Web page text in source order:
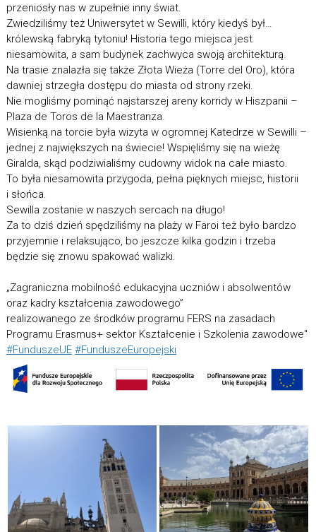
przeniosły nas w zupełnie inny świat.
Zwiedziliśmy też Uniwersytet w Sewilli, który kiedyś był…
królewską fabryką tytoniu! Historia tego miejsca jest
niesamowita, a sam budynek zachwyca swoją architekturą.
Na trasie znalazła się także Złota Wieża (Torre del Oro), która
dawniej strzegła dostępu do miasta od strony rzeki.
Nie mogliśmy pominąć najstarszej areny korridy w Hiszpanii –
Plaza de Toros de la Maestranza.
Wisienką na torcie była wizyta w ogromnej Katedrze w Sewilli –
jednej z największych na świecie! Wspięliśmy się na wieżę
Giralda, skąd podziwialiśmy cudowny widok na całe miasto.
To była niesamowita przygoda, pełna pięknych miejsc, historii
i słońca.
Sewilla zostanie w naszych sercach na długo!
Za to dziś dzień spędziliśmy na plaży w Faroi też było bardzo
przyjemnie i relaksująco, bo jeszcze kilka godzin i trzeba
będzie się znowu spakować walizki.
„Zagraniczna mobilność edukacyjna uczniów i absolwentów
oraz kadry kształcenia zawodowego”
realizowanego ze środków programu FERS na zasadach
Programu Erasmus+ sektor Kształcenie i Szkolenia zawodowe"
#FunduszeUE #FunduszeEuropejski